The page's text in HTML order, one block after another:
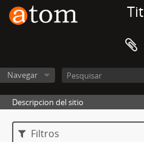
Navegar
Descripcion del sitio
Filtros